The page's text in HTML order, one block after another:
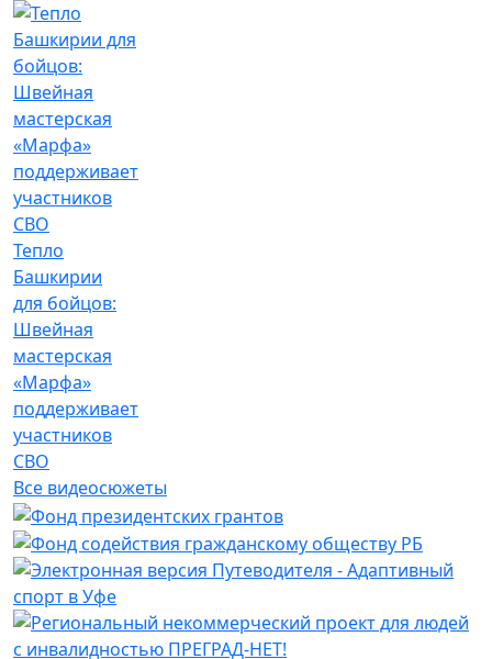
Тепло
Башкирии
для бойцов:
Швейная
мастерская
«Марфа»
поддерживает
участников
СВО
Все видеосюжеты